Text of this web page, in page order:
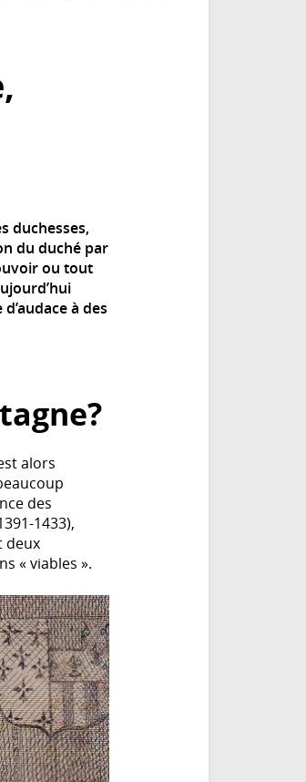
duchesses,
du duché par
ou tout
à des
alors
des
1433),
deux
« viables ».